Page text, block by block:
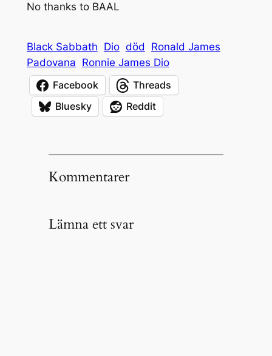
No thanks to BAAL
Black Sabbath Dio död
Ronald James
Padovana Ronnie James Dio
Facebook
Threads
Bluesky
Reddit
Kommentarer
Lämna ett svar